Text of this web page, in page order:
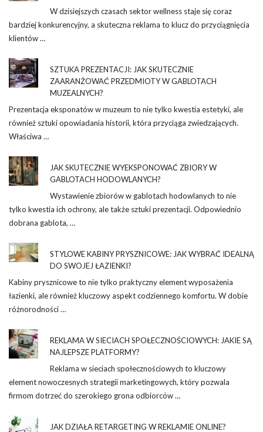
W dzisiejszych czasach sektor wellness staje się coraz
bardziej konkurencyjny, a skuteczna reklama to klucz do przyciągnięcia
klientów …
SZTUKA PREZENTACJI: JAK SKUTECZNIE
ZAARANŻOWAĆ PRZEDMIOTY W GABLOTACH
MUZEALNYCH?
Prezentacja eksponatów w muzeum to nie tylko kwestia estetyki, ale
również sztuki opowiadania historii, która przyciąga zwiedzających.
Właściwa …
JAK SKUTECZNIE WYEKSPONOWAĆ ZBIORY W
GABLOTACH HODOWLANYCH?
Wystawienie zbiorów w gablotach hodowlanych to nie
tylko kwestia ich ochrony, ale także sztuki prezentacji. Odpowiednio
dobrana gablota, …
STYLOWE KABINY PRYSZNICOWE: JAK WYBRAĆ IDEALNĄ
DO SWOJEJ ŁAZIENKI?
Kabiny prysznicowe to nie tylko praktyczny element wyposażenia
łazienki, ale również kluczowy aspekt codziennego komfortu. W dobie
różnorodności …
REKLAMA W SIECIACH SPOŁECZNOŚCIOWYCH: JAKIE SĄ
NAJLEPSZE PLATFORMY?
Reklama w sieciach społecznościowych to kluczowy
element nowoczesnych strategii marketingowych, który pozwala
firmom dotrzeć do szerokiego grona odbiorców …
JAK DZIAŁA RETARGETING W REKLAMIE ONLINE?